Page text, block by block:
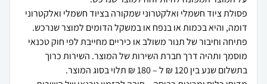
פסולת ציוד חשמלי ואלקטרוני שמקורה בציוד חשמלי ואלקטרוני
פתיחה וחיבור של תנור משולב או כיריים מחייבת לפי חוק טכנאי
מוסמך ותהיה דרך חברת השירות של המוצר. השירות כרוך